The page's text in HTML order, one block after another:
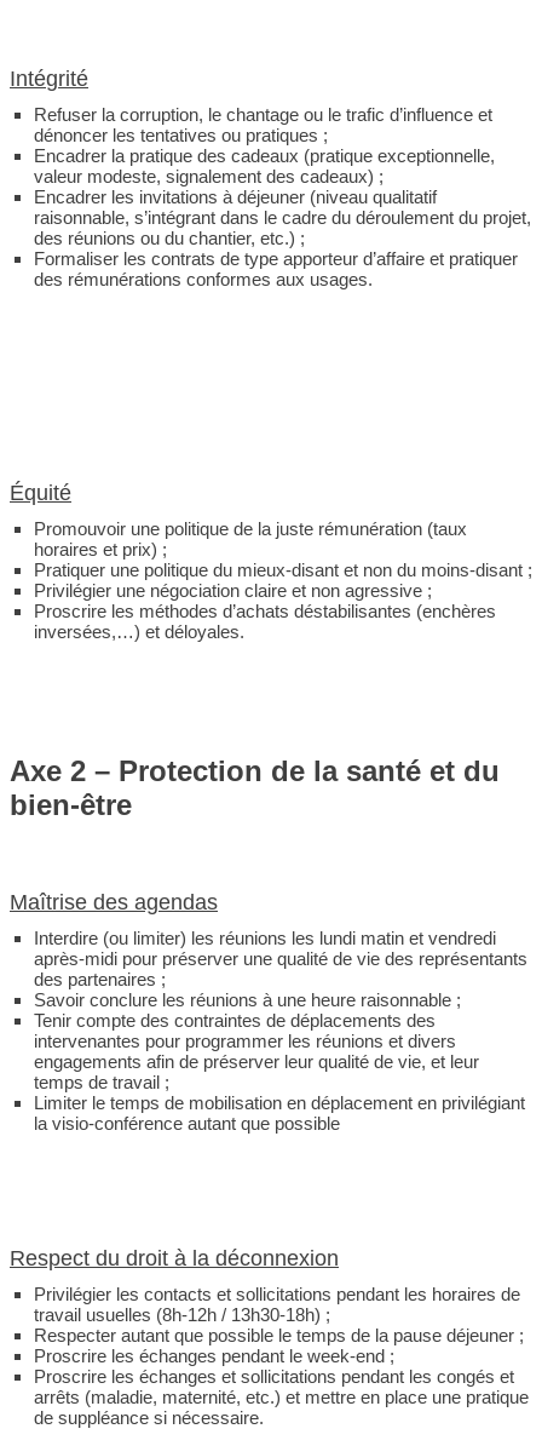
Intégrité
Refuser la corruption, le chantage ou le trafic d’influence et
dénoncer les tentatives ou pratiques ;
Encadrer la pratique des cadeaux (pratique exceptionnelle,
valeur modeste, signalement des cadeaux) ;
Encadrer les invitations à déjeuner (niveau qualitatif
raisonnable, s’intégrant dans le cadre du déroulement du projet,
des réunions ou du chantier, etc.) ;
Formaliser les contrats de type apporteur d’affaire et pratiquer
des rémunérations conformes aux usages.
Équité
Promouvoir une politique de la juste rémunération (taux
horaires et prix) ;
Pratiquer une politique du mieux-disant et non du moins-disant ;
Privilégier une négociation claire et non agressive ;
Proscrire les méthodes d’achats déstabilisantes (enchères
inversées,…) et déloyales.
Axe 2 – Protection de la santé et du
bien-être
Maîtrise des agendas
Interdire (ou limiter) les réunions les lundi matin et vendredi
après-midi pour préserver une qualité de vie des représentants
des partenaires ;
Savoir conclure les réunions à une heure raisonnable ;
Tenir compte des contraintes de déplacements des
intervenantes pour programmer les réunions et divers
engagements afin de préserver leur qualité de vie, et leur
temps de travail ;
Limiter le temps de mobilisation en déplacement en privilégiant
la visio-conférence autant que possible
Respect du droit à la déconnexion
Privilégier les contacts et sollicitations pendant les horaires de
travail usuelles (8h-12h / 13h30-18h) ;
Respecter autant que possible le temps de la pause déjeuner ;
Proscrire les échanges pendant le week-end ;
Proscrire les échanges et sollicitations pendant les congés et
arrêts (maladie, maternité, etc.) et mettre en place une pratique
de suppléance si nécessaire.